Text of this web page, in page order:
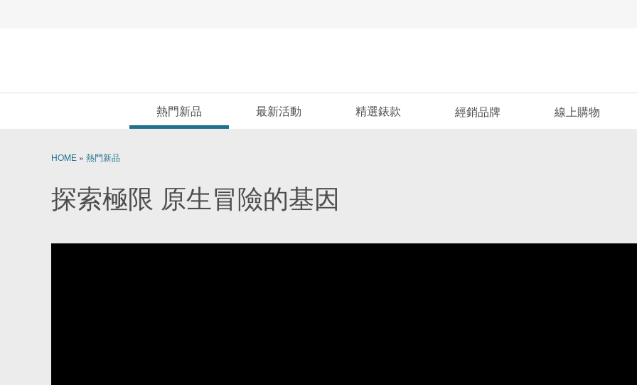
熱門新品 最新活動 精選錶款 經銷品牌 線上購物
HOME » 熱門新品
探索極限 原生冒險的基因